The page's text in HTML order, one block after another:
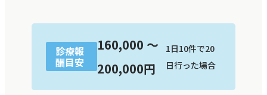
診療報
酬目安
160,000 〜
200,000円
1日10件で20
日行った場合